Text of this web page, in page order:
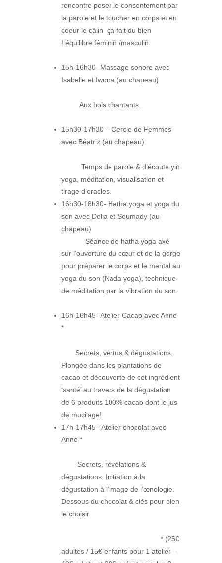
rencontre poser le consentement par
la parole et le toucher en corps et en
coeur le câlin ça fait du bien
! équilibre féminin /masculin.
15h-16h30- Massage sonore avec
Isabelle et Iwona (au chapeau)
Aux bols chantants.
15h30-17h30 – Cercle de Femmes
avec Béatriz (au chapeau)
Temps de parole & d’écoute yin
yoga, méditation, visualisation et
tirage d’oracles.
16h30-18h30- Hatha yoga et yoga du
son avec Delia et Soumady (au
chapeau)
Séance de hatha yoga axé
sur l’ouverture du cœur et de la gorge
pour préparer le corps et le mental au
yoga du son (Nada yoga), technique
de méditation par la vibration du son.
16h-16h45- Atelier Cacao avec Anne
*
Secrets, vertus & dégustations.
Plongée dans les plantations de
cacao et découverte de cet ingrédient
‘santé’ au travers de la dégustation
de 6 produits 100% cacao dont le jus
de mucilage!
17h-17h45– Atelier chocolat avec
Anne *
Secrets, révélations &
dégustations. Initiation à la
dégustation à l’image de l’œnologie.
Dessous du chocolat & clés pour bien
le choisir
* (25€
adultes / 15€ enfants pour 1 atelier –